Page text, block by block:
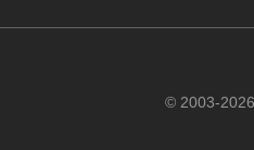
© 2003-